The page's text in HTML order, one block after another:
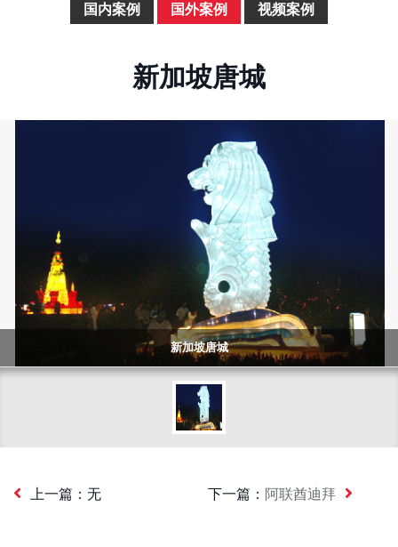
国内案例 国外案例 视频案例
新加坡唐城
新加坡唐城
上一篇： 无 下一篇： 阿联酋迪拜